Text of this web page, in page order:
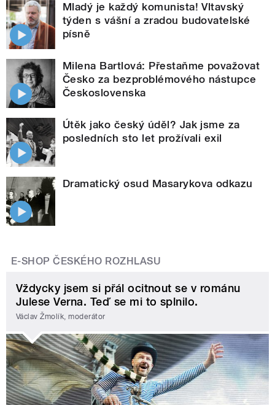
Mladý je každý komunista! Vltavský
týden s vášní a zradou budovatelské
písně
Milena Bartlová: Přestaňme považovat
Česko za bezproblémového nástupce
Československa
Útěk jako český úděl? Jak jsme za
posledních sto let prožívali exil
Dramatický osud Masarykova odkazu
E-SHOP ČESKÉHO ROZHLASU
Vždycky jsem si přál ocitnout se v románu
Julese Verna. Teď se mi to splnilo.
Václav Žmolík, moderátor